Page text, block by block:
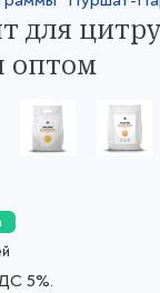
для
оптом
5%.